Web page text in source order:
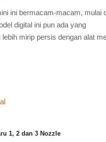
ini bermacam-macam, mulai
digital ini pun ada yang
mirip persis dengan alat
1, 2 dan 3 Nozzle